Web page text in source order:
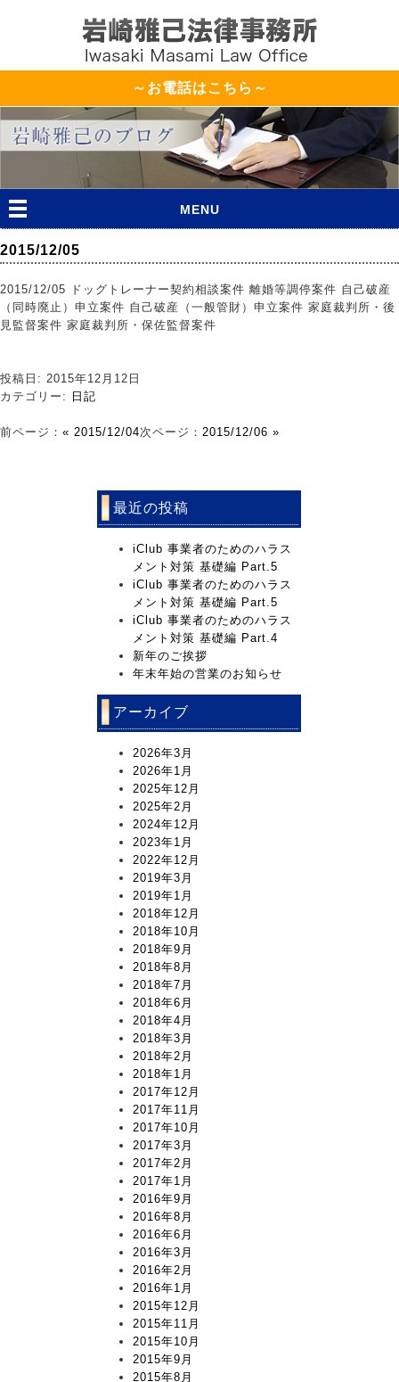
～お電話はこちら～
MENU
2015/12/05
2015/12/05 ドッグトレーナー契約相談案件 離婚等調停案件 自己破産
（同時廃止）申立案件 自己破産（一般管財）申立案件 家庭裁判所・後
見監督案件 家庭裁判所・保佐監督案件
投稿日: 2015年12月12日
カテゴリー: 日記
前ページ： « 2015/12/04次ページ： 2015/12/06 »
最近の投稿
iClub 事業者のためのハラス
メント対策 基礎編 Part.5
iClub 事業者のためのハラス
メント対策 基礎編 Part.5
iClub 事業者のためのハラス
メント対策 基礎編 Part.4
新年のご挨拶
年末年始の営業のお知らせ
アーカイブ
2026年3月
2026年1月
2025年12月
2025年2月
2024年12月
2023年1月
2022年12月
2019年3月
2019年1月
2018年12月
2018年10月
2018年9月
2018年8月
2018年7月
2018年6月
2018年4月
2018年3月
2018年2月
2018年1月
2017年12月
2017年11月
2017年10月
2017年3月
2017年2月
2017年1月
2016年9月
2016年8月
2016年6月
2016年3月
2016年2月
2016年1月
2015年12月
2015年11月
2015年10月
2015年9月
2015年8月